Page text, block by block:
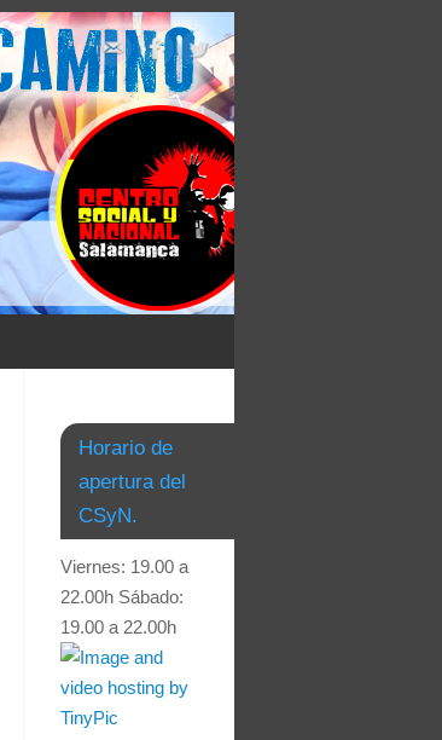
Horario de
apertura del
CSyN.
Viernes: 19.00 a
22.00h Sábado:
19.00 a 22.00h